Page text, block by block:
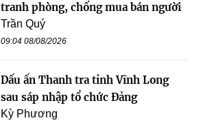
tranh phòng, chống mua bán người
Trần Quý
09:04 08/08/2026
Dấu ấn Thanh tra tỉnh Vĩnh Long
sau sáp nhập tổ chức Đảng
Kỳ Phương